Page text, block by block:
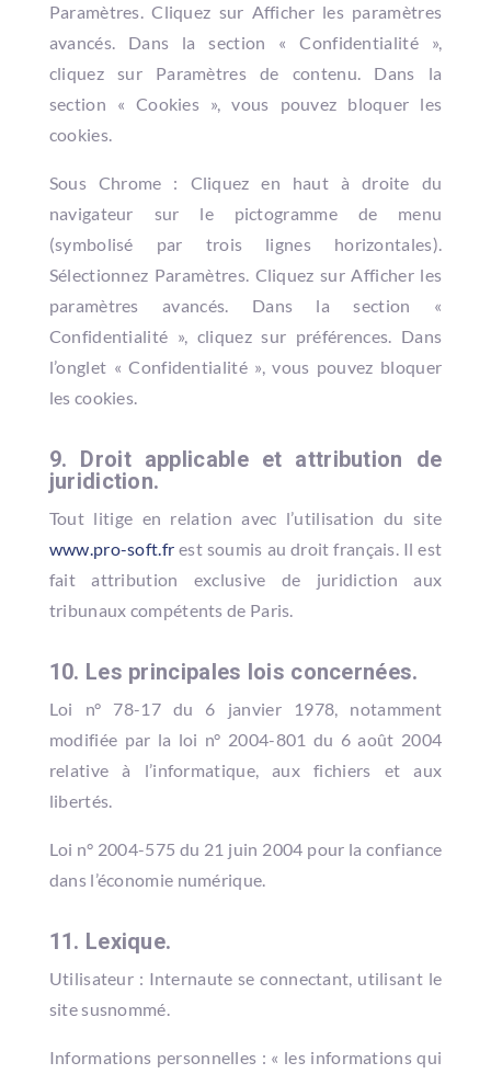
Paramètres. Cliquez sur Afficher les paramètres
avancés. Dans la section « Confidentialité »,
cliquez sur Paramètres de contenu. Dans la
section « Cookies », vous pouvez bloquer les
cookies.
Sous Chrome : Cliquez en haut à droite du
navigateur sur le pictogramme de menu
(symbolisé par trois lignes horizontales).
Sélectionnez Paramètres. Cliquez sur Afficher les
paramètres avancés. Dans la section «
Confidentialité », cliquez sur préférences. Dans
l’onglet « Confidentialité », vous pouvez bloquer
les cookies.
9. Droit applicable et attribution de
juridiction.
Tout litige en relation avec l’utilisation du site
www.pro-soft.fr est soumis au droit français. Il est
fait attribution exclusive de juridiction aux
tribunaux compétents de Paris.
10. Les principales lois concernées.
Loi n° 78-17 du 6 janvier 1978, notamment
modifiée par la loi n° 2004-801 du 6 août 2004
relative à l’informatique, aux fichiers et aux
libertés.
Loi n° 2004-575 du 21 juin 2004 pour la confiance
dans l’économie numérique.
11. Lexique.
Utilisateur : Internaute se connectant, utilisant le
site susnommé.
Informations personnelles : « les informations qui